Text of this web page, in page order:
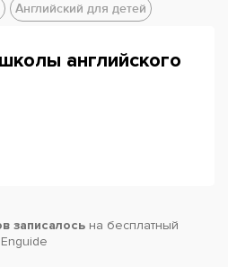
Английский для детей
английского
записалось на бесплатный